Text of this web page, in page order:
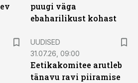
puugi väga
ebaharilikust kohast
UUDISED
31.07.26, 09:00
Eetikakomitee arutleb
tänavu ravi piiramise